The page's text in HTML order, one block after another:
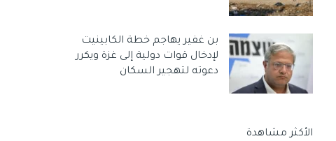
بن غفير يهاجم خطة الكابينيت
لإدخال قوات دولية إلى غزة ويكرر
دعوته لتهجير السكان
الأكثر مشاهدة